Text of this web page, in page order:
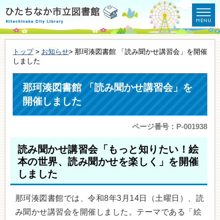
トップ> お知らせ> 那珂湊図書館 「読み聞かせ講習会」を開催
しました
那珂湊図書館 「読み聞かせ講習会」を
開催しました
ページ番号：P-001938
読み聞かせ講習会「もっと知りたい！絵
本の世界、読み聞かせを楽しく」を開催
しました
那珂湊図書館では、令和8年3月14日（土曜日）、読
み聞かせ講習会を開催しました。テーマである「絵